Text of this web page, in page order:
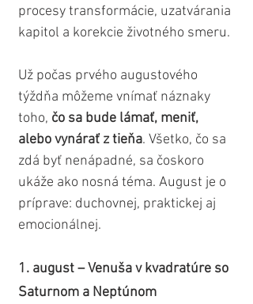
procesy transformácie, uzatvárania
kapitol a korekcie životného smeru.
Už počas prvého augustového
týždňa môžeme vnímať náznaky
toho, čo sa bude lámať, meniť,
alebo vynárať z tieňa. Všetko, čo sa
zdá byť nenápadné, sa čoskoro
ukáže ako nosná téma. August je o
príprave: duchovnej, praktickej aj
emocionálnej.
1. august – Venuša v kvadratúre so
Saturnom a Neptúnom